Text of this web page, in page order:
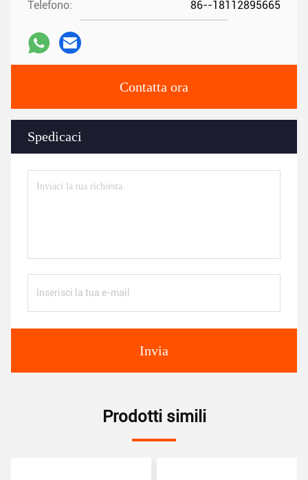
Telefono: 86--18112895665
Contatta ora
Spedicaci
Invia
Prodotti simili